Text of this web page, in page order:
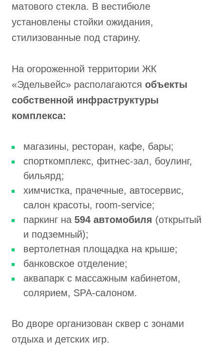
матового стекла. В вестибюле
установлены стойки ожидания,
стилизованные под старину.
На огороженной территории ЖК
«Эдельвейс» располагаются объекты
собственной инфраструктуры
комплекса:
магазины, ресторан, кафе, бары;
спорткомплекс, фитнес-зал, боулинг,
бильярд;
химчистка, прачечные, автосервис,
салон красоты, room-service;
паркинг на 594 автомобиля (открытый
и подземный);
вертолетная площадка на крыше;
банковское отделение;
аквапарк с массажным кабинетом,
солярием, SPA-салоном.
Во дворе организован сквер с зонами
отдыха и детских игр.